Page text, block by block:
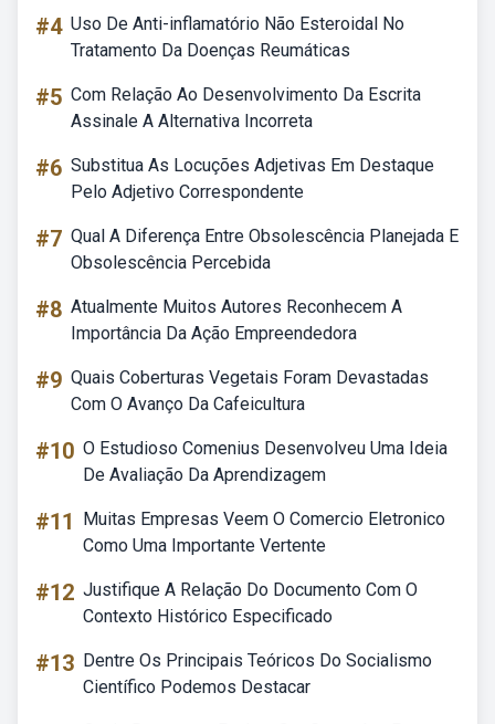
#4 Uso De Anti-inflamatório Não Esteroidal No
Tratamento Da Doenças Reumáticas
#5 Com Relação Ao Desenvolvimento Da Escrita
Assinale A Alternativa Incorreta
#6 Substitua As Locuções Adjetivas Em Destaque
Pelo Adjetivo Correspondente
#7 Qual A Diferença Entre Obsolescência Planejada E
Obsolescência Percebida
#8 Atualmente Muitos Autores Reconhecem A
Importância Da Ação Empreendedora
#9 Quais Coberturas Vegetais Foram Devastadas
Com O Avanço Da Cafeicultura
#10 O Estudioso Comenius Desenvolveu Uma Ideia
De Avaliação Da Aprendizagem
#11
Muitas Empresas Veem O Comercio Eletronico
Como Uma Importante Vertente
#12 Justifique A Relação Do Documento Com O
Contexto Histórico Especificado
#13 Dentre Os Principais Teóricos Do Socialismo
Científico Podemos Destacar